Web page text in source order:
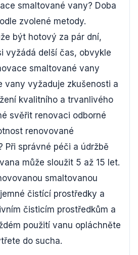
smaltované vany? Doba
zvolené metody.
být hotový za pár dní,
vyžádá delší čas, obvykle
smaltované vany
vany vyžaduje zkušenosti a
kvalitního a trvanlivého
svěřit renovaci odborné
renovované
Při správné péči a údržbě
může sloužit 5 až 15 let.
smaltovanou
čistící prostředky a
čisticím prostředkům a
použití vanu opláchněte
do sucha.